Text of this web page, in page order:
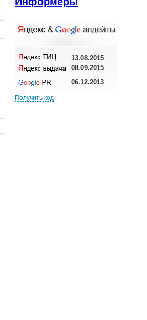
13.08.2015
08.09.2015
06.12.2013
Получить код